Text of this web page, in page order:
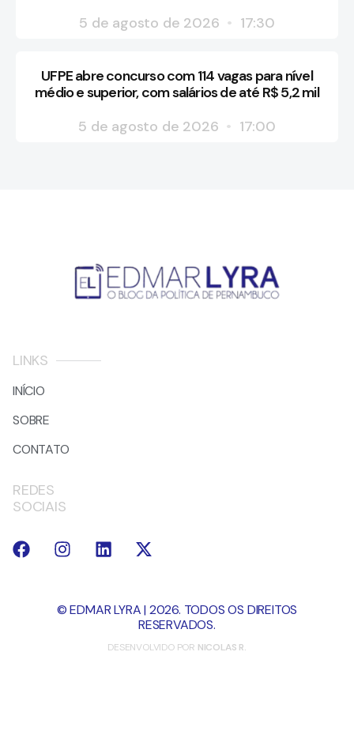
5 de agosto de 2026
17:30
UFPE abre concurso com 114 vagas para nível
médio e superior, com salários de até R$ 5,2 mil
5 de agosto de 2026
17:00
LINKS
INÍCIO
SOBRE
CONTATO
REDES
SOCIAIS
© EDMAR LYRA | 2026. TODOS OS DIREITOS
RESERVADOS.
DESENVOLVIDO POR NICOLAS R.